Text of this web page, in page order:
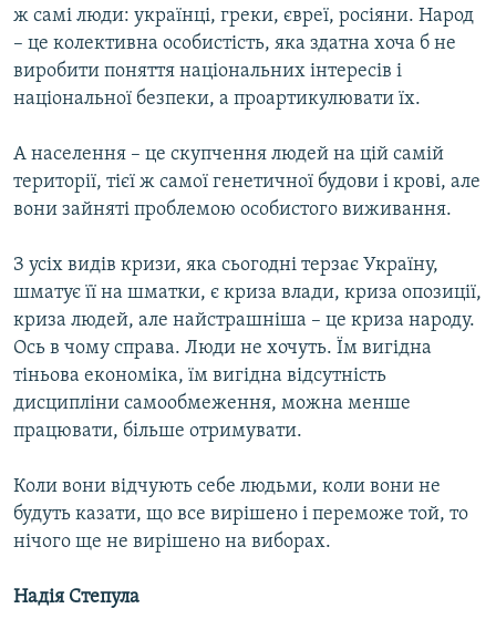
ж самі люди: українці, греки, євреї, росіяни. Народ
– це колективна особистість, яка здатна хоча б не
виробити поняття національних інтересів і
національної безпеки, а проартикулювати їх.
А населення – це скупчення людей на цій самій
території, тієї ж самої генетичної будови і крові, але
вони зайняті проблемою особистого виживання.
З усіх видів кризи, яка сьогодні терзає Україну,
шматує її на шматки, є криза влади, криза опозиції,
криза людей, але найстрашніша – це криза народу.
Ось в чому справа. Люди не хочуть. Їм вигідна
тіньова економіка, їм вигідна відсутність
дисципліни самообмеження, можна менше
працювати, більше отримувати.
Коли вони відчують себе людьми, коли вони не
будуть казати, що все вирішено і переможе той, то
нічого ще не вирішено на виборах.
Надія Степула